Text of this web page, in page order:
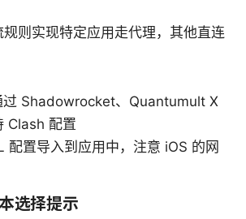
则实现特定应用走代理，其他直连
过 Shadowrocket、Quantumult X
Clash 配置
配置导入到应用中，注意 iOS 的网
选择提示